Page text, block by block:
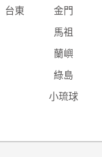
台東 金門
馬祖
蘭嶼
綠島
小琉球